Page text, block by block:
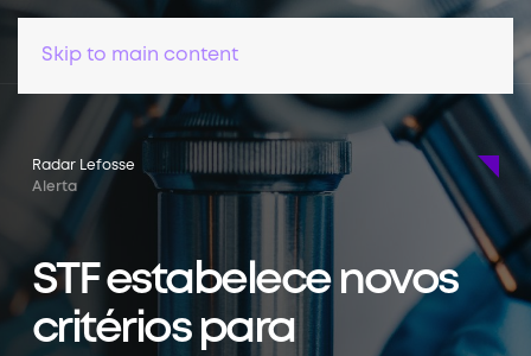
Skip to main content
Radar Lefosse
Alerta
STF estabelece novos
critérios para